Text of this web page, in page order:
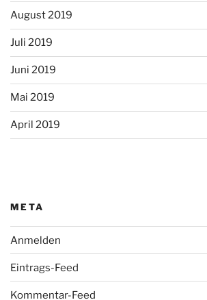
August 2019
Juli 2019
Juni 2019
Mai 2019
April 2019
META
Anmelden
Eintrags-Feed
Kommentar-Feed